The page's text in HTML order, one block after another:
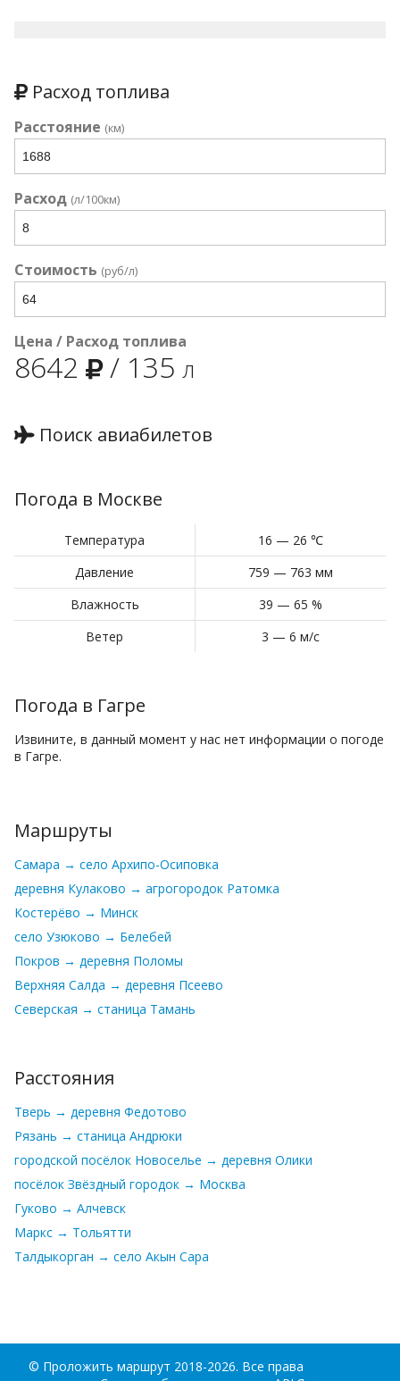
Расход топлива
Расстояние (км)
Расход (л/100км)
Стоимость (руб/л)
Цена / Расход топлива
8642 / 135 л
Поиск авиабилетов
Погода в Москве
Температура
16 — 26 ℃
Давление
759 — 763 мм
Влажность
39 — 65 %
Ветер
3 — 6 м/с
Погода в Гагре
Извините, в данный момент у нас нет информации о погоде
в Гагре.
Маршруты
Самара → село Архипо-Осиповка
деревня Кулаково → агрогородок Ратомка
Костерёво → Минск
село Узюково → Белебей
Покров → деревня Поломы
Верхняя Салда → деревня Псеево
Северская → станица Тамань
Расстояния
Тверь → деревня Федотово
Рязань → станица Андрюки
городской посёлок Новоселье → деревня Олики
посёлок Звёздный городок → Москва
Гуково → Алчевск
Маркс → Тольятти
Талдыкорган → село Акын Сара
© Проложить маршрут 2018-2026. Все права